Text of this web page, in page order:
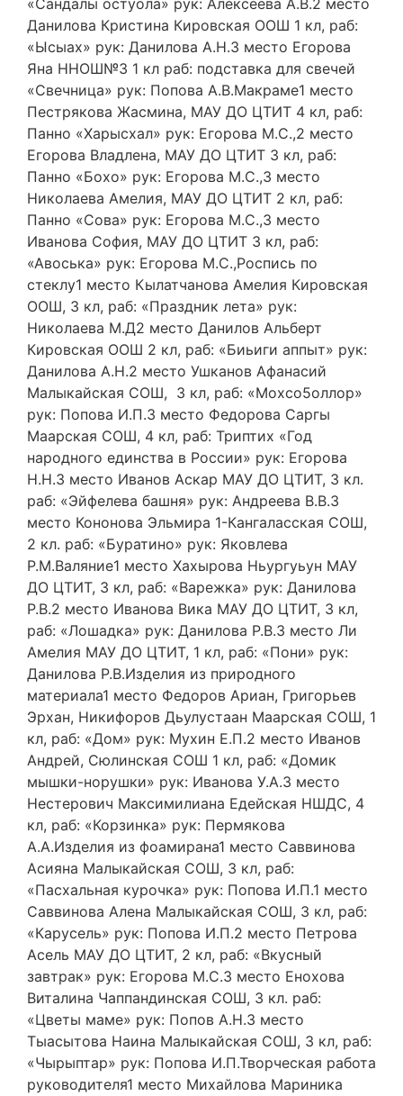
«Сандалы остуола» рук: Алексеева А.В.2 место
Данилова Кристина Кировская ООШ 1 кл, раб:
«Ысыах» рук: Данилова А.Н.3 место Егорова
Яна ННОШ№3 1 кл раб: подставка для свечей
«Свечница» рук: Попова А.В.Макраме1 место
Пестрякова Жасмина, МАУ ДО ЦТИТ 4 кл, раб:
Панно «Харысхал» рук: Егорова М.С.,2 место
Егорова Владлена, МАУ ДО ЦТИТ 3 кл, раб:
Панно «Бохо» рук: Егорова М.С.,3 место
Николаева Амелия, МАУ ДО ЦТИТ 2 кл, раб:
Панно «Сова» рук: Егорова М.С.,3 место
Иванова София, МАУ ДО ЦТИТ 3 кл, раб:
«Авоська» рук: Егорова М.С.,Роспись по
стеклу1 место Кылатчанова Амелия Кировская
ООШ, 3 кл, раб: «Праздник лета» рук:
Николаева М.Д2 место Данилов Альберт
Кировская ООШ 2 кл, раб: «Биьиги аппыт» рук:
Данилова А.Н.2 место Ушканов Афанасий
Малыкайская СОШ, 3 кл, раб: «Мохсо5оллор»
рук: Попова И.П.3 место Федорова Саргы
Маарская СОШ, 4 кл, раб: Триптих «Год
народного единства в России» рук: Егорова
Н.Н.3 место Иванов Аскар МАУ ДО ЦТИТ, 3 кл.
раб: «Эйфелева башня» рук: Андреева В.В.3
место Кононова Эльмира 1-Кангаласская СОШ,
2 кл. раб: «Буратино» рук: Яковлева
Р.М.Валяние1 место Хахырова Ньургуьун МАУ
ДО ЦТИТ, 3 кл, раб: «Варежка» рук: Данилова
Р.В.2 место Иванова Вика МАУ ДО ЦТИТ, 3 кл,
раб: «Лошадка» рук: Данилова Р.В.3 место Ли
Амелия МАУ ДО ЦТИТ, 1 кл, раб: «Пони» рук:
Данилова Р.В.Изделия из природного
материала1 место Федоров Ариан, Григорьев
Эрхан, Никифоров Дьулустаан Маарская СОШ, 1
кл, раб: «Дом» рук: Мухин Е.П.2 место Иванов
Андрей, Сюлинская СОШ 1 кл, раб: «Домик
мышки-норушки» рук: Иванова У.А.3 место
Нестерович Максимилиана Едейская НШДС, 4
кл, раб: «Корзинка» рук: Пермякова
А.А.Изделия из фоамирана1 место Саввинова
Асияна Малыкайская СОШ, 3 кл, раб:
«Пасхальная курочка» рук: Попова И.П.1 место
Саввинова Алена Малыкайская СОШ, 3 кл, раб:
«Карусель» рук: Попова И.П.2 место Петрова
Асель МАУ ДО ЦТИТ, 2 кл, раб: «Вкусный
завтрак» рук: Егорова М.С.3 место Енохова
Виталина Чаппандинская СОШ, 3 кл. раб:
«Цветы маме» рук: Попов А.Н.3 место
Тыасытова Наина Малыкайская СОШ, 3 кл, раб:
«Чырыптар» рук: Попова И.П.Творческая работа
руководителя1 место Михайлова Мариника